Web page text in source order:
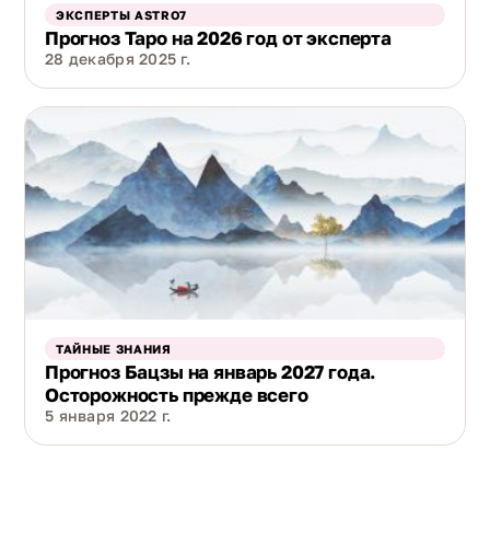
ЭКСПЕРТЫ ASTRO7
Прогноз Таро на 2026 год от эксперта
28 декабря 2025 г.
ТАЙНЫЕ ЗНАНИЯ
Прогноз Бацзы на январь 2027 года.
Осторожность прежде всего
5 января 2022 г.